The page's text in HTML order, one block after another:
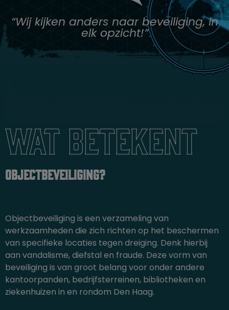
“Wij kijken anders naar beveiliging, in
elk opzicht!”
Wat betekent
objectbeveiliging?
Objectbeveiliging is een verzameling van
werkzaamheden die zich richten op het beschermen
van specifieke locaties tegen dreiging. Denk hierbij
aan vandalisme, diefstal en fraude. Deze vorm van
beveiliging is van groot belang voor onder andere
kantoorpanden, bedrijfsterreinen, bibliotheken en
ziekenhuizen in en rondom Den Haag.